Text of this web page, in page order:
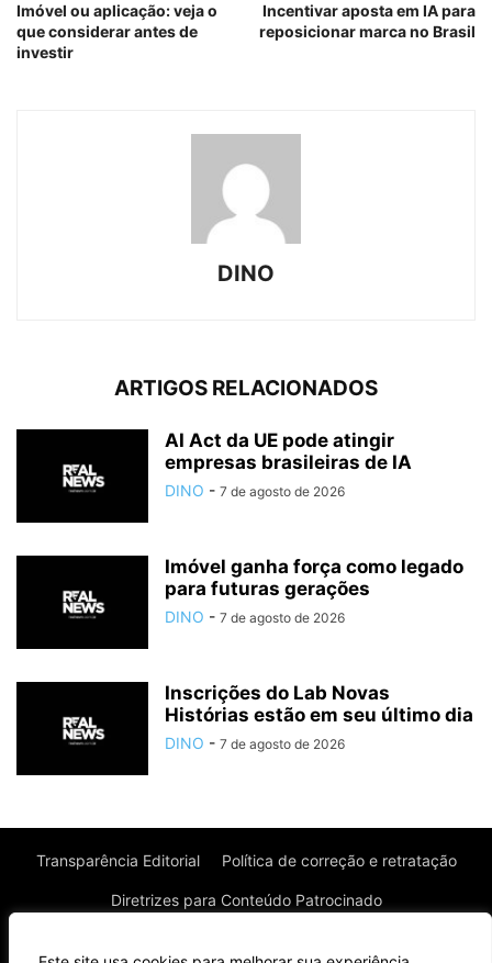
Imóvel ou aplicação: veja o
que considerar antes de
investir
Incentivar aposta em IA para
reposicionar marca no Brasil
DINO
ARTIGOS RELACIONADOS
AI Act da UE pode atingir
empresas brasileiras de IA
DINO - 7 de agosto de 2026
Imóvel ganha força como legado
para futuras gerações
DINO - 7 de agosto de 2026
Inscrições do Lab Novas
Histórias estão em seu último dia
DINO - 7 de agosto de 2026
Transparência Editorial Política de correção e retratação
Diretrizes para Conteúdo Patrocinado